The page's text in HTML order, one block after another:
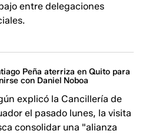
entre delegaciones
Peña aterriza en Quito para
con Daniel Noboa
explicó la Cancillería de
el pasado lunes, la visita
consolidar una "alianza